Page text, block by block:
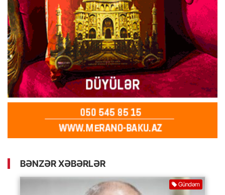
BƏNZƏR XƏBƏRLƏR
Gündəm